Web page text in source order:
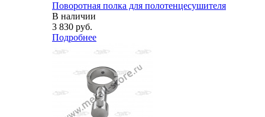
Поворотная полка для полотенцесушителя
В наличии
3 830 руб.
Подробнее